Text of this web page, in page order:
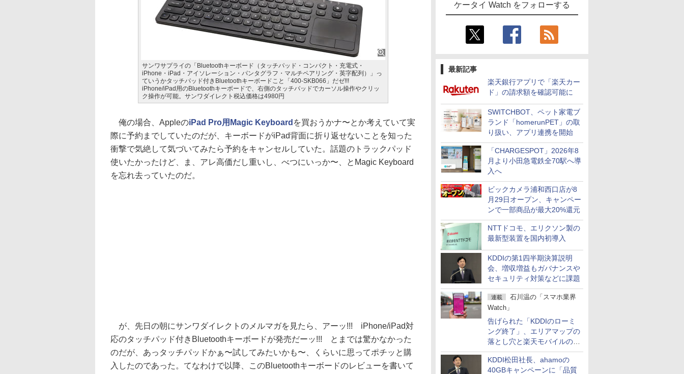
ケータイ Watch をフォローする
最新記事
楽天銀行アプリで「楽天カー
ド」の請求額を確認可能に
SWITCHBOT、ペット家電ブ
ランド「homerunPET」の取
り扱い、アプリ連携を開始
「CHARGESPOT」2026年8
月より小田急電鉄全70駅へ導
入へ
ビックカメラ浦和西口店が8
月29日オープン、キャンペー
ンで一部商品が最大20%還元
NTTドコモ、エリクソン製の
最新型装置を国内初導入
KDDIの第1四半期決算説明
会、増収増益もガバナンスや
セキュリティ対策などに課題
連載
石川温の「スマホ業界
Watch」
告げられた「KDDIのローミ
ング終了」、エリアマップの
落とし穴と楽天モバイルの課
題
KDDI松田社長、ahamoの
40GBキャンペーンに「品質
サンワサプライの「Bluetoothキーボード（タッチパッド・コンパクト・充電式・
iPhone・iPad・アイソレーション・パンタグラフ・マルチペアリング・英字配列）」っ
ていうかタッチパッド付きBluetoothキーボードこと「400-SKB066」だゼ!!!
iPhone/iPad用のBluetoothキーボードで、右側のタッチパッドでカーソル操作やクリッ
ク操作が可能。サンワダイレクト税込価格は4980円
俺の場合、AppleのiPad Pro用Magic Keyboard を買おうかナ〜とか考えていて実
際に予約までしていたのだが、キーボードがiPad背面に折り返せないことを知った
衝撃で気絶して気づいてみたら予約をキャンセルしていた。話題のトラックパッド
使いたかったけど、ま、アレ高価だし重いし、べつにいっか〜、とMagic Keyboard
を忘れ去っていたのだ。
が、先日の朝にサンワダイレクトのメルマガを見たら、アーッ!!! iPhone/iPad対
応のタッチパッド付きBluetoothキーボードが発売だーッ!!! とまでは驚かなかった
のだが、あっタッチパッドかぁ〜試してみたいかも〜、くらいに思ってポチッと購
入したのであった。てなわけで以降、このBluetoothキーボードのレビューを書いて